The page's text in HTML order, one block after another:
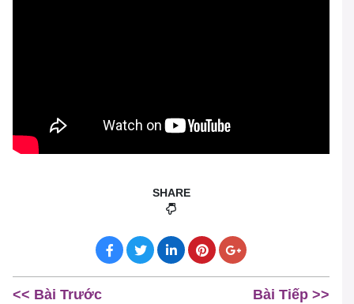
SHARE
<< Bài Trước Bài Tiếp >>